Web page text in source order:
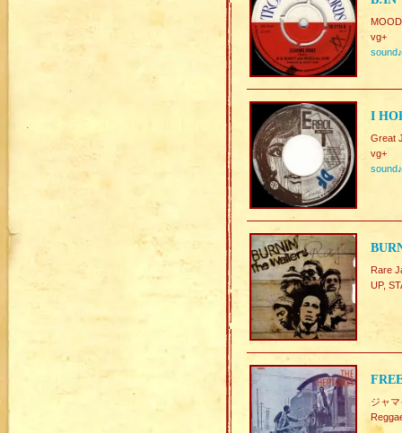
vg+
sound♪
I
Great
vg+
sound♪
Rare
UP,
ジャ